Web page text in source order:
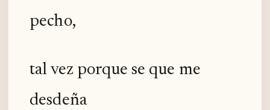
pecho,
tal vez porque se que me
desdeña